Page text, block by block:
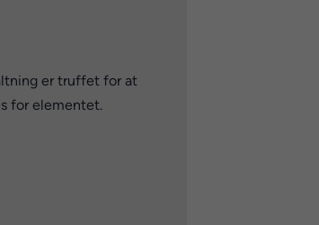
er truffet for at
for elementet.